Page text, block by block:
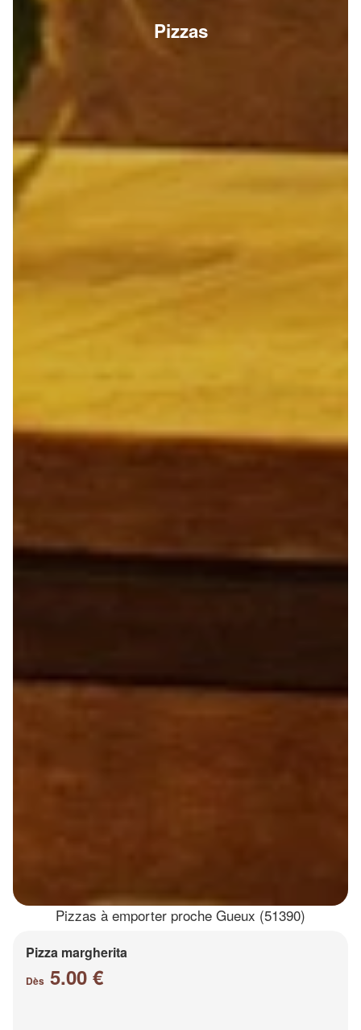
Pizzas
Pizzas à emporter proche Gueux (51390)
Pizza margherita
Dès 5.00 €